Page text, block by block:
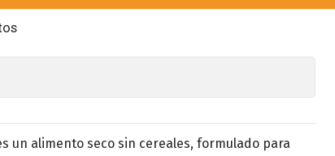
un alimento seco sin cereales, formulado para